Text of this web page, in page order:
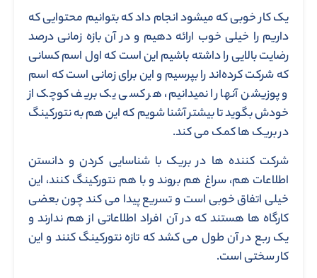
یک کار خوبی که میشود انجام داد که بتوانیم محتوایی که
داریم را خیلی خوب ارائه دهیم و در آن بازه زمانی درصد
رضایت بالایی را داشته باشیم این است که اول اسم کسانی
که شرکت کرده‌اند را بپرسیم و این برای زمانی است که اسم
و پوزیشن آنها را نمیدانیم، هر کسی یک بریف کوچک از
خودش بگوید تا بیشتر آشنا شویم که این هم به نتورکینگ
در بریک ها کمک می کند.
شرکت کننده ها در بریک با شناسایی کردن و دانستن
اطلاعات هم، سراغ هم بروند و با هم نتورکینگ کنند، این
خیلی اتفاق خوبی است و تسریع پیدا می کند چون بعضی
کارگاه ها هستند که در آن افراد اطلاعاتی از هم ندارند و
یک ربع در آن طول می کشد که تازه نتورکینگ کنند و این
کار سختی است.